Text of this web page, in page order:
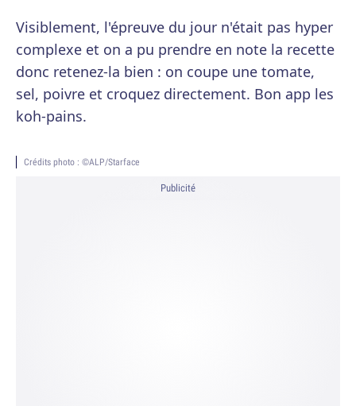
Visiblement, l'épreuve du jour n'était pas hyper
complexe et on a pu prendre en note la recette
donc retenez-la bien : on coupe une tomate,
sel, poivre et croquez directement. Bon app les
koh-pains.
Crédits photo : ©ALP/Starface
Publicité